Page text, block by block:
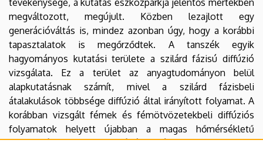
megváltozott, megújult. Közben lezajlott egy
generációváltás is, mindez azonban úgy, hogy a korábbi
tapasztalatok is megőrződtek. A tanszék egyik
hagyományos kutatási területe a szilárd fázisú diffúzió
vizsgálata. Ez a terület az anyagtudományon belül
alapkutatásnak számít, mivel a szilárd fázisbeli
átalakulások többsége diffúzió által irányított folyamat. A
korábban vizsgált fémek és fémötvözetekbeli diffúziós
folyamatok helyett újabban a magas hőmérsékletű
alkalmazások szempontjából ígéretes anyagokban,